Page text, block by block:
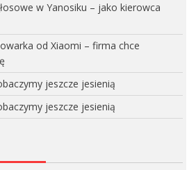
w Yanosiku – jako kierowca
od Xiaomi – firma chce
jeszcze jesienią
jeszcze jesienią